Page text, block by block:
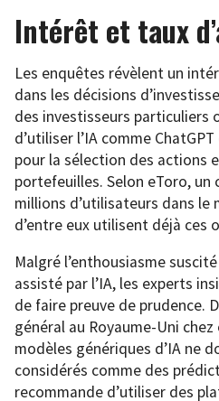
Intérêt et taux
Les enquêtes révèlent un
dans les décisions
des investisseurs particuliers
d’utiliser l’IA comme
pour la sélection des actions
portefeuilles. Selon eToro,
millions d’utilisateurs dans le
d’entre eux utilisent déjà ces
Malgré l’enthousiasme
assisté par l’IA, les experts
de faire preuve de prudence.
général au Royaume-Uni
modèles génériques d’IA ne
considérés comme des
recommande d’utiliser des